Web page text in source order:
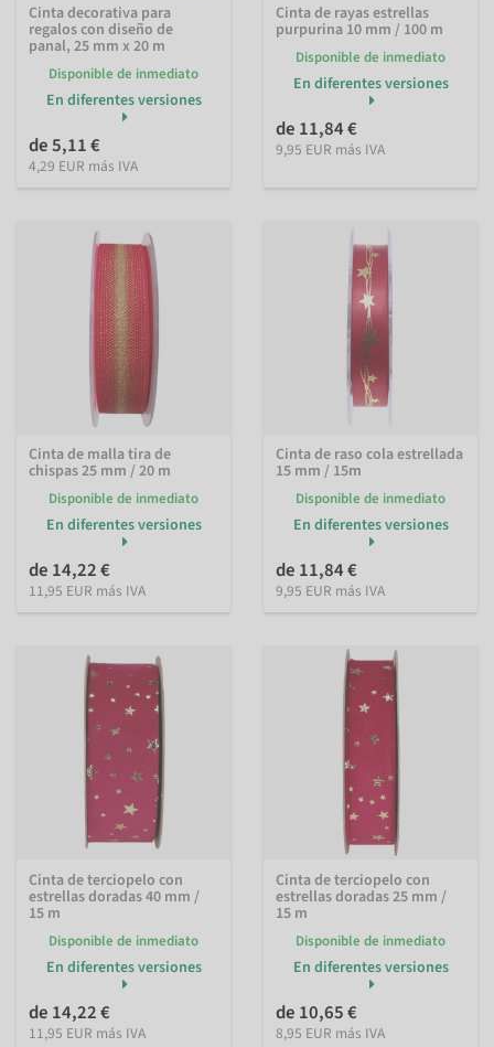
Cinta decorativa para
regalos con diseño de
panal, 25 mm x 20 m
Disponible de inmediato
En diferentes versiones
de 5,11 €
4,29 EUR más IVA
Cinta de rayas estrellas
purpurina 10 mm / 100 m
Disponible de inmediato
En diferentes versiones
de 11,84 €
9,95 EUR más IVA
Cinta de malla tira de
chispas 25 mm / 20 m
Disponible de inmediato
En diferentes versiones
de 14,22 €
11,95 EUR más IVA
Cinta de raso cola estrellada
15 mm / 15m
Disponible de inmediato
En diferentes versiones
de 11,84 €
9,95 EUR más IVA
Cinta de terciopelo con
estrellas doradas 40 mm /
15 m
Disponible de inmediato
En diferentes versiones
de 14,22 €
11,95 EUR más IVA
Cinta de terciopelo con
estrellas doradas 25 mm /
15 m
Disponible de inmediato
En diferentes versiones
de 10,65 €
8,95 EUR más IVA